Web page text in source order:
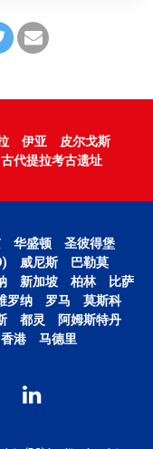
伊亚
皮尔戈斯
古代提拉考古遗址
华盛顿
圣彼得堡
威尼斯
巴勒莫
新加坡 柏林
比萨
罗纳 罗马
莫斯科
都灵
阿姆斯特丹
香港 马德里